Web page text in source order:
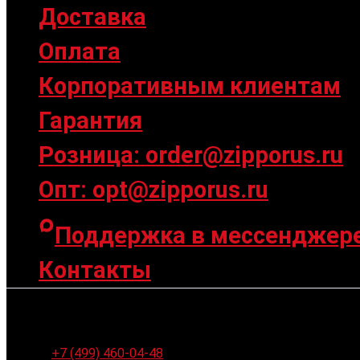
Доставка
Оплата
Корпоративным клиентам
Гарантия
Розница: order@zipporus.ru
Опт: opt@zipporus.ru
Поддержка в
Контакты
+7 (499) 460-04-48